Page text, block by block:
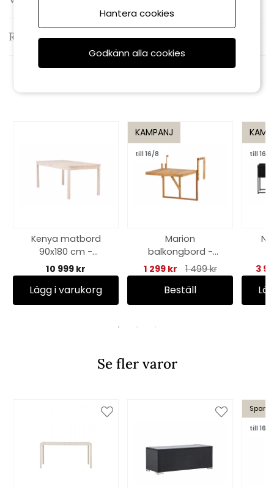
Recensioner
Kenya matbord
90x180 cm -
whitewash
10 999 kr
Lägg i varukorg
KAMPANJ
till 16/8
Marion
balkongbord -
nature
1 299 kr 1 499 kr
Beställ
till 16/8
3
Se fler varor
Spara
till 16/8
Hantera cookies
Godkänn alla cookies